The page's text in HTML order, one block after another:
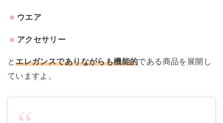
ウエア
アクセサリー
とエレガンスでありながらも機能的である商品を展開し
ていますよ。